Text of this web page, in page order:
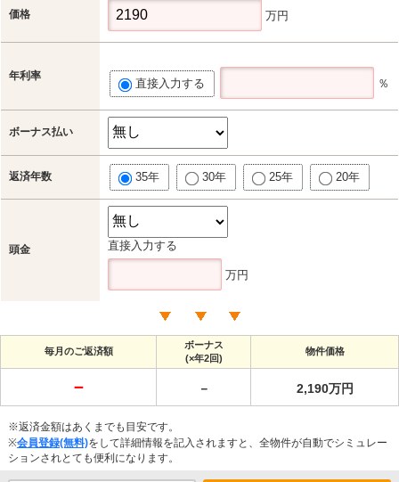
価格 万円
年利率
直接入力する ％
ボーナス払い
返済年数 35年 30年 25年 20年
頭金 直接入力する
万円
毎月のご返済額
ボーナス
(×年2回)
物件価格
－ － 2,190万円
※返済金額はあくまでも目安です。
※会員登録(無料)をして詳細情報を記入されますと、全物件が自動でシミュレー
ションされとても便利になります。